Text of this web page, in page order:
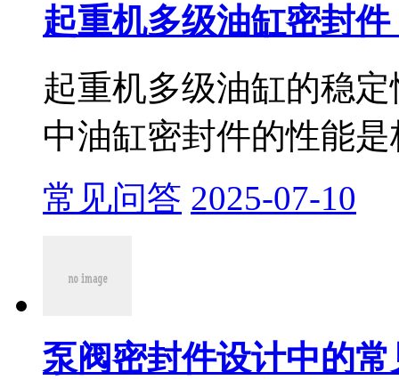
起重机多级油缸密封
起重机多级油缸的稳
中油缸密封件的性能
常见问答 2025-07-10
泵阀密封件设计中的